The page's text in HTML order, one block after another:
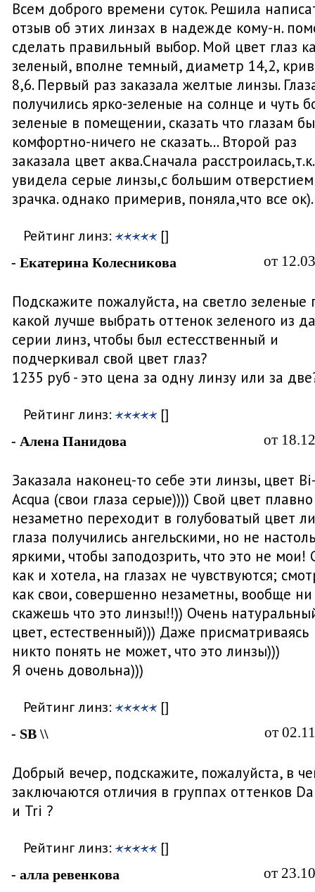
Всем доброго времени суток. Решила
отзыв об этих линзах в надежде кому-н.
сделать правильный выбор. Мой цвет глаз
зеленый, вполне темный, диаметр 14,2,
8,6. Первый раз заказала желтые линзы.
получились ярко-зеленые на солнце и чуть
зеленые в помещении, сказать что глазам
комфортно-ничего не сказать... Второй раз
заказала цвет аква.Сначала расстроилась,т.к.
увидела серые линзы,с большим
зрачка. однако примерив, поняла,что все
Рейтинг линз: []
- Екатерина Колесникова от
Подскажите пожалуйста, на светло зеленые
какой лучше выбрать оттенок зеленого из
серии линз, чтобы был естесственный и
подчеркивал свой цвет глаз?
1235 руб - это цена за одну линзу или за
Рейтинг линз: []
- Алена Панидова от
Заказала наконец-то себе эти линзы, цвет
Acqua (свои глаза серые)))) Свой цвет
незаметно переходит в голубоватый цвет
глаза получились ангельскими, но не
яркими, чтобы заподозрить, что это не мои!
как и хотела, на глазах не чувствуются;
как свои, совершенно незаметны, вообще ни
скажешь что это линзы!!)) Очень
цвет, естественный))) Даже присматриваясь
никто понять не может, что это линзы)))
Я очень довольна)))
Рейтинг линз: []
- SB \\ от
Добрый вечер, подскажите, пожалуйста, в
заключаются отличия в группах оттенков
и Tri ?
Рейтинг линз: []
- алла ревенкова от